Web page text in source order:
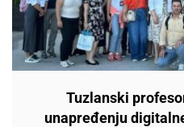
Tuzlanski
unapređenju